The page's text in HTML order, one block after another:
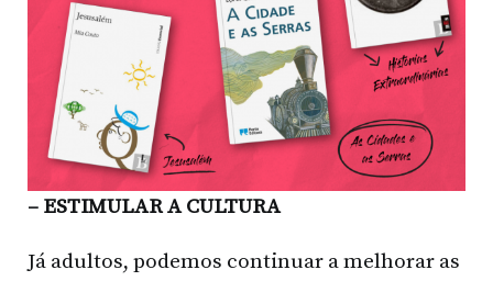
– ESTIMULAR A CULTURA
Já adultos, podemos continuar a melhorar as